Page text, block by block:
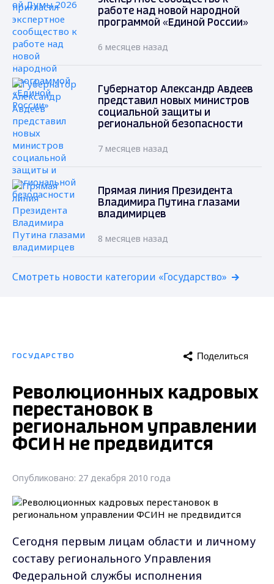
работе над новой народной
программой «Единой России»
6 месяцев назад
Губернатор Александр Авдеев
представил новых министров
социальной защиты и
региональной безопасности
7 месяцев назад
Прямая линия Президента
Владимира Путина глазами
владимирцев
8 месяцев назад
Смотреть новости категории «Государство»
ГОСУДАРСТВО Поделиться
Революционных кадровых
перестановок в
региональном управлении
ФСИН не предвидится
Опубликовано: 27 декабря 2010 года
Сегодня первым лицам области и личному
составу регионального Управления
Федеральной службы исполнения